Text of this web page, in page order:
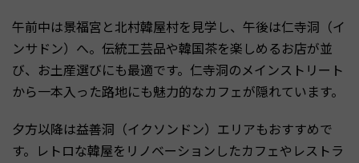
午前中は景福宮と北村韓屋村を見学し、午後は仁寺洞（イ
ンサドン）へ。伝統工芸品や韓国茶を楽しめるお店が並
び、お土産選びにも最適です。仁寺洞のメインストリート
から一本入った路地にも魅力的なカフェが隠れています。
夕方以降は益善洞（イクソンドン）エリアもおすすめで
す。レトロな韓屋をリノベーションしたカフェやレストラ